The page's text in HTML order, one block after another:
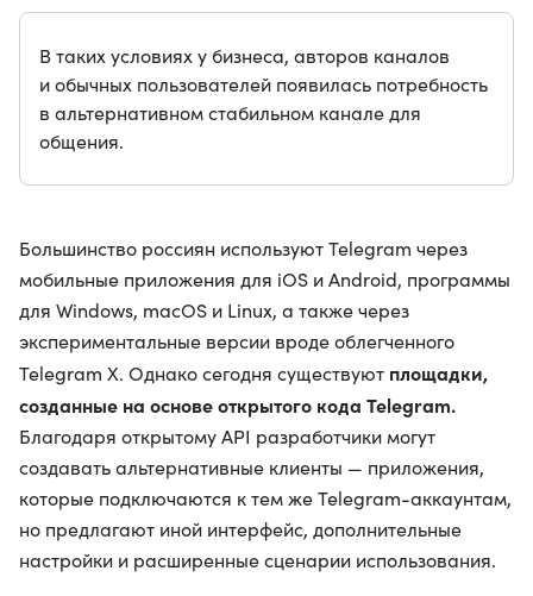
В таких условиях у бизнеса, авторов каналов
и обычных пользователей появилась потребность
в альтернативном стабильном канале для
общения.
Большинство россиян используют Telegram через
мобильные приложения для iOS и Android, программы
для Windows, macOS и Linux, а также через
экспериментальные версии вроде облегченного
Telegram X. Однако сегодня существуют площадки,
созданные на основе открытого кода Telegram.
Благодаря открытому API разработчики могут
создавать альтернативные клиенты — приложения,
которые подключаются к тем же Telegram-аккаунтам,
но предлагают иной интерфейс, дополнительные
настройки и расширенные сценарии использования.